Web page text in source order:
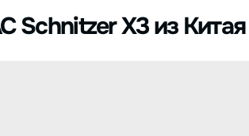
Schnitzer X3 из Китая